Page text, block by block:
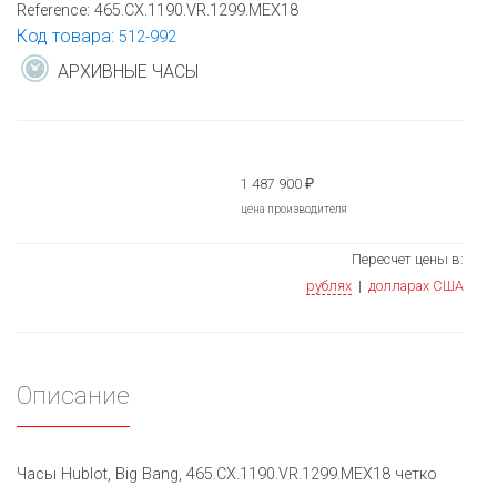
Reference: 465.CX.1190.VR.1299.MEX18
Код товара: 512-992
АРХИВНЫЕ ЧАСЫ
1 487 900 ₽
цена производителя
Пересчет цены в:
рублях | долларах США
Описание
Часы Hublot, Big Bang, 465.CX.1190.VR.1299.MEX18 четко